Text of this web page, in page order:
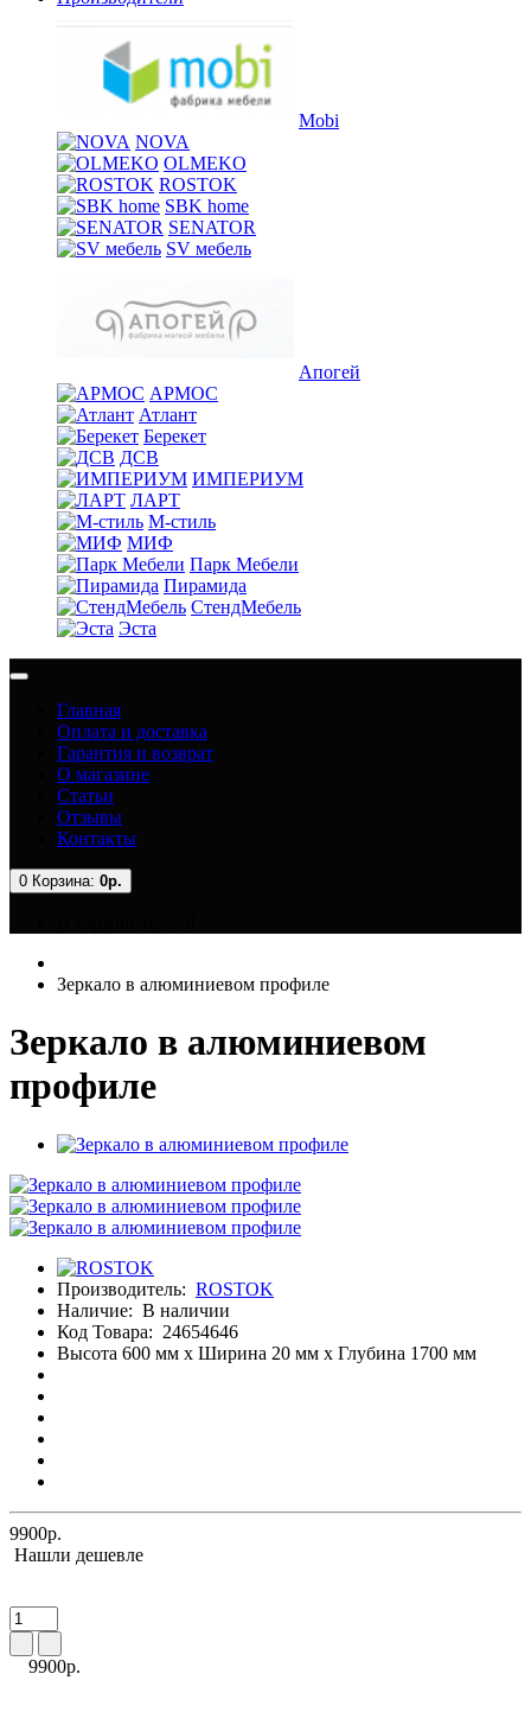
Mobi
NOVA
OLMEKO
ROSTOK
SBK home
SENATOR
SV мебель
Апогей
АРМОС
Атлант
Берекет
ДСВ
ИМПЕРИУМ
ЛАРТ
М-стиль
МИФ
Парк Мебели
Пирамида
СтендМебель
Эста
Главная
Оплата и доставка
Гарантия и возврат
О магазине
Статьи
Отзывы
Контакты
0 Корзина: 0р.
Зеркало в алюминиевом профиле
Зеркало в алюминиевом
профиле
Производитель: ROSTOK
Наличие: В наличии
Код Товара: 24654646
Высота 600 мм x Ширина 20 мм x Глубина 1700 мм
9900р.
Нашли дешевле
9900р.